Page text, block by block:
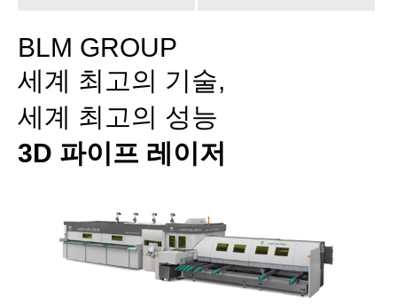
BLM GROUP
세계 최고의 기술,
세계 최고의 성능
3D 파이프 레이저